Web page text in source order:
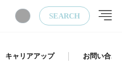
SEARCH
キャリアアップ お問い合わ